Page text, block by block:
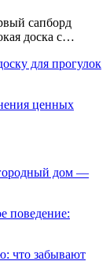
сапборд
доска с…
для прогулок
ценных
дом —
поведение:
что забывают